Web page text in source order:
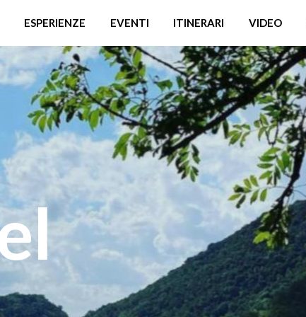
ESPERIENZE EVENTI ITINERARI VIDEO